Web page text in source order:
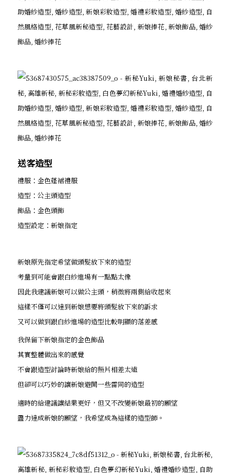
送客造型
禮服：金色蓬裙禮服
造型：公主頭造型
飾品：金色頭飾
造型設定：新娘指定
新娘原先指定希望做頭髮放下來的造型
考量到可能會跟白紗進場有一點點太像
因此我建議新娘可以做公主頭，稍微將兩側給收起來
這樣不僅可以達到新娘想要將頭髮放下來的訴求
又可以做到跟白紗進場的造型比較明顯的落差感
我保留下新娘指定的金色飾品
其實整體做出來的感覺
不會跟造型討論時新娘給的照片相差太遠
但卻可以巧妙的讓新娘避開一些雷同的造型
適時的給建議讓結果更好，但又不改變新娘最初的願望
盡力達成新娘的願望，我希望成為這樣的造型師。